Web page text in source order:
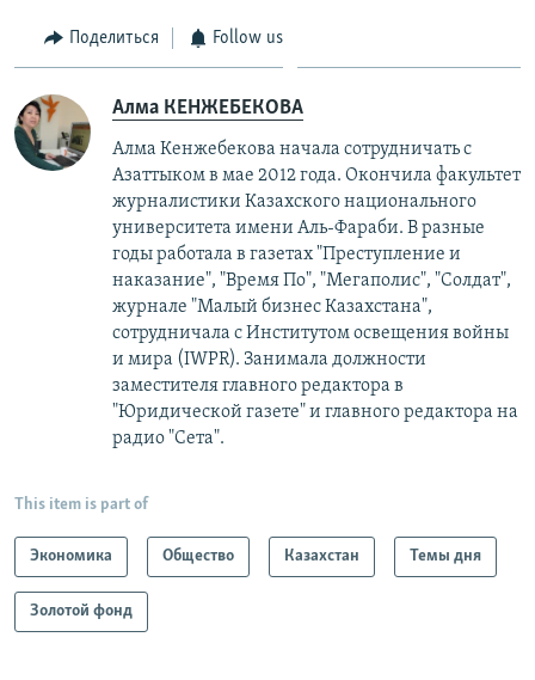
Поделиться Follow us
Алма КЕНЖЕБЕКОВА
Алма Кенжебекова начала сотрудничать с
Азаттыком в мае 2012 года. Окончила факультет
журналистики Казахского национального
университета имени Аль-Фараби. В разные
годы работала в газетах "Преступление и
наказание", "Время По", "Мегаполис", "Солдат",
журнале "Малый бизнес Казахстана",
сотрудничала с Институтом освещения войны
и мира (IWPR). Занимала должности
заместителя главного редактора в
"Юридической газете" и главного редактора на
радио "Сета".
This item is part of
Экономика Общество Казахстан Темы дня
Золотой фонд